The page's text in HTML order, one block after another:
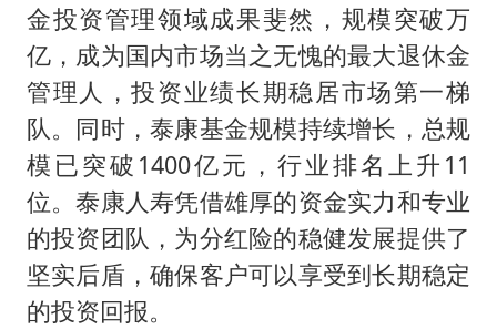
金投资管理领域成果斐然，规模突破万
亿，成为国内市场当之无愧的最大退休金
管理人，投资业绩长期稳居市场第一梯
队。同时，泰康基金规模持续增长，总规
模已突破1400亿元，行业排名上升11
位。泰康人寿凭借雄厚的资金实力和专业
的投资团队，为分红险的稳健发展提供了
坚实后盾，确保客户可以享受到长期稳定
的投资回报。